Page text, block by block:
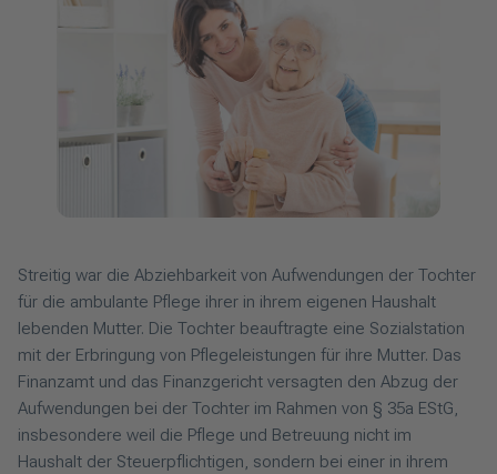
Streitig war die Abziehbarkeit von Aufwendungen der Tochter
für die ambulante Pflege ihrer in ihrem eigenen Haushalt
lebenden Mutter. Die Tochter beauftragte eine Sozialstation
mit der Erbringung von Pflegeleistungen für ihre Mutter. Das
Finanzamt und das Finanzgericht versagten den Abzug der
Aufwendungen bei der Tochter im Rahmen von § 35a EStG,
insbesondere weil die Pflege und Betreuung nicht im
Haushalt der Steuerpflichtigen, sondern bei einer in ihrem